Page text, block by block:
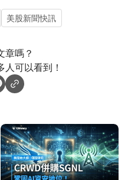
美股新聞快訊
章嗎？
可以看到！